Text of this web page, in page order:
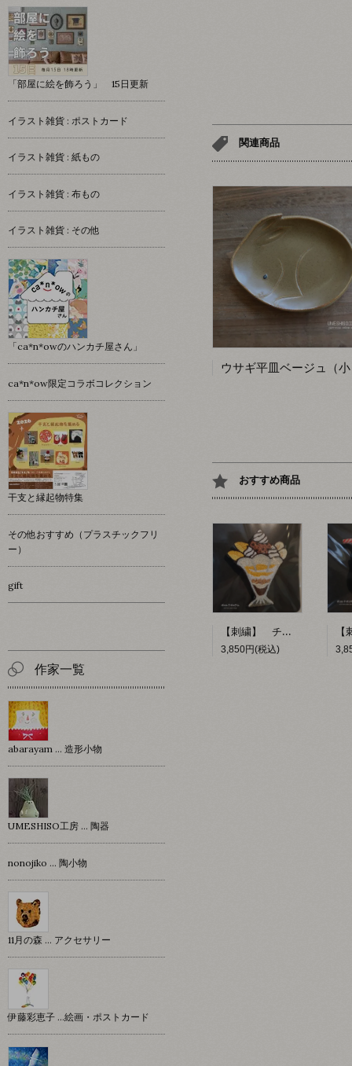
関連商品
おすすめ商品
【刺繍】 チョコレートパフェ 【ポコルテポコチル】
3,850円(税込)
「部屋に絵を飾ろう」 15日更新
イラスト雑貨 : ポストカード
イラスト雑貨 : 紙もの
イラスト雑貨 : 布もの
イラスト雑貨 : その他
「ca*n*owのハンカチ屋さん」
ca*n*ow限定コラボコレクション
干支と縁起物特集
その他おすすめ（プラスチックフリ
ー）
gift
作家一覧
abarayam … 造形小物
UMESHISO工房 … 陶器
nonojiko ... 陶小物
11月の森 … アクセサリー
伊藤彩恵子 …絵画・ポストカード